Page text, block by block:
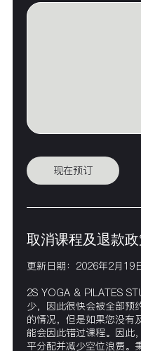
现在预订
取消课程及退款
更新日期：2026年2月19
2S YOGA & PILATES
少，因此很快会被全部预
的情况，但是如果您没有
能会因此错过课程。因此
平分配并减少空位浪费。